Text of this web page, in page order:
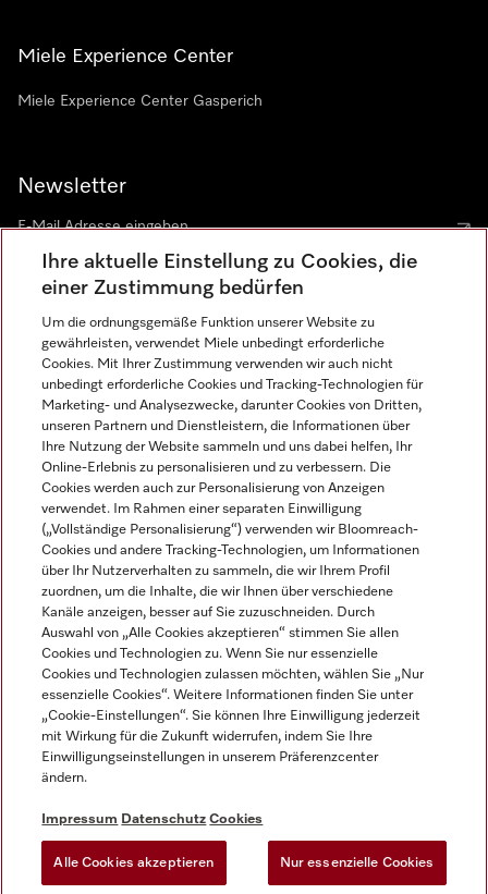
Miele Experience Center
Miele Experience Center Gasperich
Newsletter
Sprache
DEUTSCH
Impressum
AGB
Datenschutz
Nutzungsbedingungen
Gesetzen über digitale Dienste
Cookie-Einstellungen
Miele auf Instagram
Miele auf Youtube
Ihre aktuelle Einstellung zu Cookies, die
einer Zustimmung bedürfen
Um die ordnungsgemäße Funktion unserer Website zu
gewährleisten, verwendet Miele unbedingt erforderliche
Cookies. Mit Ihrer Zustimmung verwenden wir auch nicht
unbedingt erforderliche Cookies und Tracking-Technologien für
Marketing- und Analysezwecke, darunter Cookies von Dritten,
unseren Partnern und Dienstleistern, die Informationen über
Ihre Nutzung der Website sammeln und uns dabei helfen, Ihr
Online-Erlebnis zu personalisieren und zu verbessern. Die
Cookies werden auch zur Personalisierung von Anzeigen
verwendet. Im Rahmen einer separaten Einwilligung
(„Vollständige Personalisierung“) verwenden wir Bloomreach-
Cookies und andere Tracking-Technologien, um Informationen
über Ihr Nutzerverhalten zu sammeln, die wir Ihrem Profil
zuordnen, um die Inhalte, die wir Ihnen über verschiedene
Kanäle anzeigen, besser auf Sie zuzuschneiden. Durch
Auswahl von „Alle Cookies akzeptieren“ stimmen Sie allen
Cookies und Technologien zu. Wenn Sie nur essenzielle
Cookies und Technologien zulassen möchten, wählen Sie „Nur
essenzielle Cookies“. Weitere Informationen finden Sie unter
„Cookie-Einstellungen“. Sie können Ihre Einwilligung jederzeit
mit Wirkung für die Zukunft widerrufen, indem Sie Ihre
Einwilligungseinstellungen in unserem Präferenzcenter
ändern.
Impressum Datenschutz Cookies
Alle Cookies akzeptieren Nur essenzielle Cookies